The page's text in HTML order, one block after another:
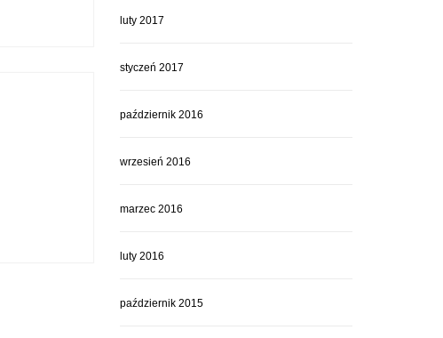
luty 2017
styczeń 2017
październik 2016
wrzesień 2016
marzec 2016
luty 2016
październik 2015